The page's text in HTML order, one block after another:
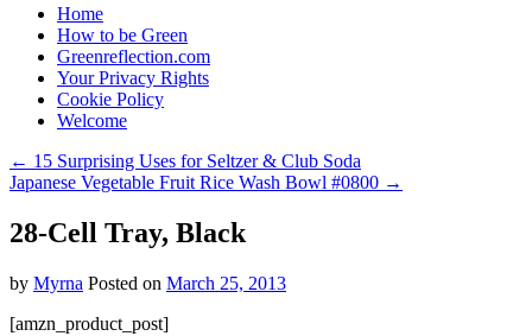
Skip
content
Home
How to be Green
Greenreflection.com
Your Privacy Rights
Cookie Policy
Welcome
← 15 Surprising Uses for Seltzer & Club Soda
Japanese Vegetable Fruit Rice Wash Bowl #0800 →
28-Cell Tray, Black
by Myrna Posted on March 25, 2013
[amzn_product_post]